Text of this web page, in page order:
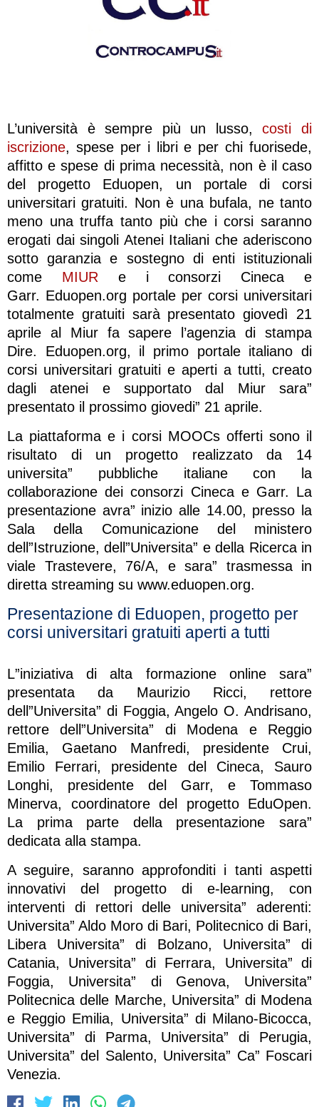
L’università è sempre più un lusso,costi di
iscrizione, spese per i libri e per chi fuorisede,
affitto e spese di prima necessità, non è il caso
del progetto Eduopen, un portale di corsi
universitari gratuiti. Non è una bufala, ne tanto
meno una truffa tanto più che i corsi saranno
erogati dai singoli Atenei Italiani che aderiscono
sotto garanzia e sostegno di enti istituzionali
come MIUR e i consorzi Cineca e
Garr. Eduopen.org portale per corsi universitari
totalmente gratuiti sarà presentato giovedì 21
aprile al Miur fa sapere l’agenzia di stampa
Dire. Eduopen.org, il primo portale italiano di
corsi universitari gratuiti e aperti a tutti, creato
dagli atenei e supportato dal Miur sara”
presentato il prossimo giovedi” 21 aprile.
La piattaforma e i corsi MOOCs offerti sono il
risultato di un progetto realizzato da 14
universita” pubbliche italiane con la
collaborazione dei consorzi Cineca e Garr. La
presentazione avra” inizio alle 14.00, presso la
Sala della Comunicazione del ministero
dell”Istruzione, dell”Universita” e della Ricerca in
viale Trastevere, 76/A, e sara” trasmessa in
diretta streaming su www.eduopen.org.
Presentazione di Eduopen, progetto per
corsi universitari gratuiti aperti a tutti
L”iniziativa di alta formazione online sara”
presentata da Maurizio Ricci, rettore
dell”Universita” di Foggia, Angelo O. Andrisano,
rettore dell”Universita” di Modena e Reggio
Emilia, Gaetano Manfredi, presidente Crui,
Emilio Ferrari, presidente del Cineca, Sauro
Longhi, presidente del Garr, e Tommaso
Minerva, coordinatore del progetto EduOpen.
La prima parte della presentazione sara”
dedicata alla stampa.
A seguire, saranno approfonditi i tanti aspetti
innovativi del progetto di e-learning, con
interventi di rettori delle universita” aderenti:
Universita” Aldo Moro di Bari, Politecnico di Bari,
Libera Universita” di Bolzano, Universita” di
Catania, Universita” di Ferrara, Universita” di
Foggia, Universita” di Genova, Universita”
Politecnica delle Marche, Universita” di Modena
e Reggio Emilia, Universita” di Milano-Bicocca,
Universita” di Parma, Universita” di Perugia,
Universita” del Salento, Universita” Ca” Foscari
Venezia.